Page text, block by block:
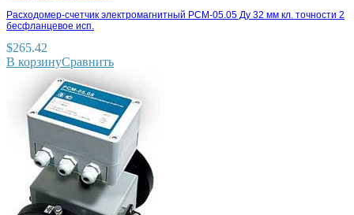
Расходомер-счетчик электромагнитный РСМ-05.05 Ду 32 мм кл. точности 2
бесфланцевое исп.
$265.42
В корзинуСравнить